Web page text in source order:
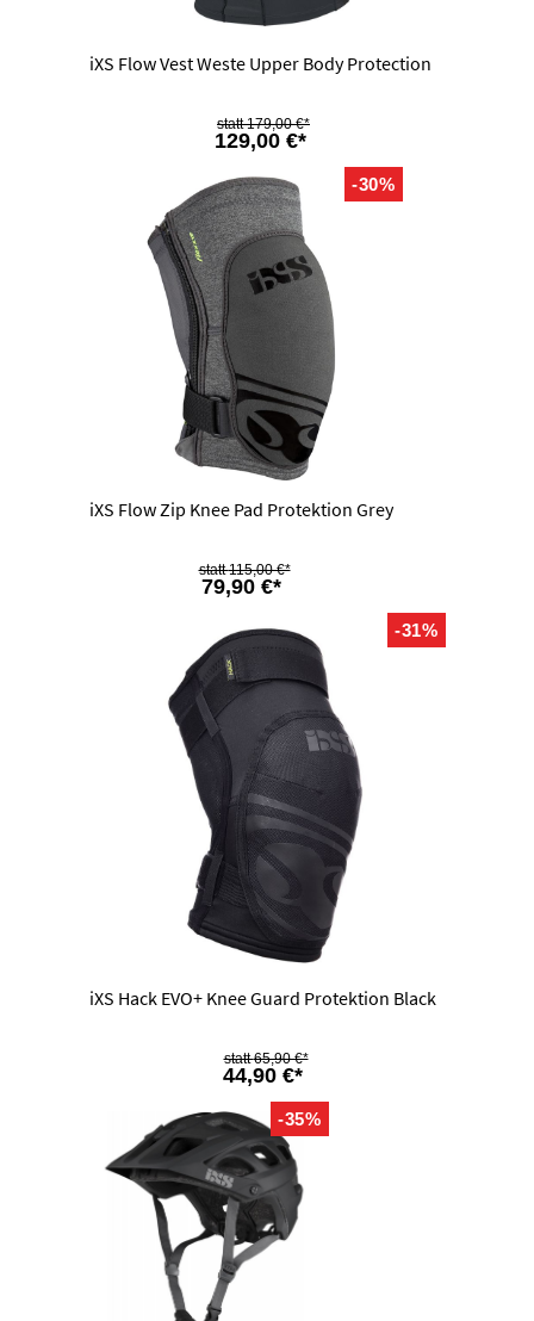
iXS Flow Vest Weste Upper Body Protection
129,00 €*
179,00 €*
-30%
iXS Flow Zip Knee Pad Protektion Grey
79,90 €*
115,00 €*
-31%
iXS Hack EVO+ Knee Guard Protektion Black
44,90 €*
65,90 €*
-35%